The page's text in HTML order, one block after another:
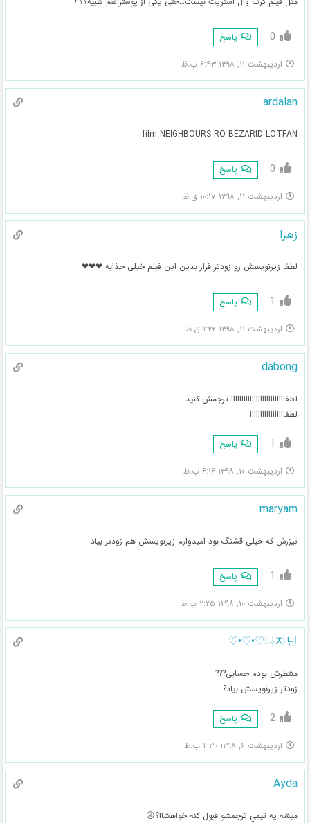
0 پاسخ
اردیبهشت ۱۱, ۱۳۹۸ ۶:۴۳ ب.ظ
ardalan
film NEIGHBOURS RO BEZARID LOTFAN
0 پاسخ
اردیبهشت ۱۱, ۱۳۹۸ ۱۰:۱۷ ق.ظ
زهرا
لطفا زیرنویسش رو زودتر قرار بدین این فیلم خیلی جذابه ❤❤❤
1 پاسخ
اردیبهشت ۱۱, ۱۳۹۸ ۱:۲۲ ق.ظ
dabong
لطفاااااااااااااااااااااااااا ترجمش کنید
لطفااااااااااااااااا
1 پاسخ
اردیبهشت ۱۰, ۱۳۹۸ ۶:۱۶ ب.ظ
maryam
تیزرش که خیلی قشنگ بود امیدوارم زیرنویسش هم زودتر بیاد
1 پاسخ
اردیبهشت ۱۰, ۱۳۹۸ ۲:۲۵ ب.ظ
나자닌♡•♡•♡
منتظرش بودم حسابی???
زودتر زیرنویسش بیاد?
2 پاسخ
اردیبهشت ۶, ۱۳۹۸ ۲:۳۰ ب.ظ
Ayda
ميشه يه تيمي ترجمشو قبول كنه خواهشاا؟☹️